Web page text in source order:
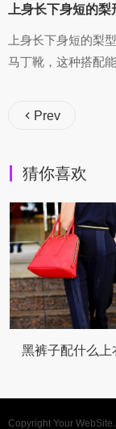
上身长下身短的
上身长下身短的梨
马丁靴，这种搭配
Prev
猜你喜欢
Copyright Your